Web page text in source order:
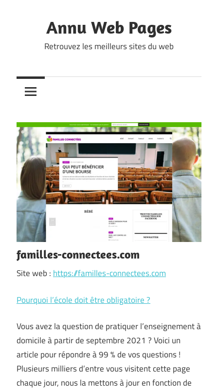
Annu Web Pages
Retrouvez les meilleurs sites du web
familles-connectees.com
Site web : https://familles-connectees.com
Pourquoi l’école doit être obligatoire ?
Vous avez la question de pratiquer l’enseignement à
domicile à partir de septembre 2021 ? Voici un
article pour répondre à 99 % de vos questions !
Plusieurs milliers d’entre vous visitent cette page
chaque jour, nous la mettons à jour en fonction de